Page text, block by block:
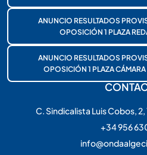
ANUNCIO RESULTADOS
OPOSICIÓN 1 PLAZA
ANUNCIO RESULTADOS
OPOSICIÓN 1 PLAZA
C. Sindicalista Luis Cobos,
+34 956